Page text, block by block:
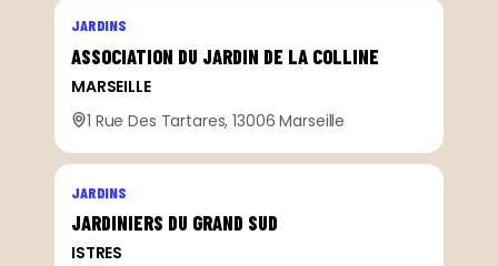
ASSOCIATION DU JARDIN DE LA COLLINE
JARDINS
MARSEILLE
1 Rue Des Tartares, 13006 Marseille
JARDINIERS DU GRAND SUD
JARDINS
ISTRES